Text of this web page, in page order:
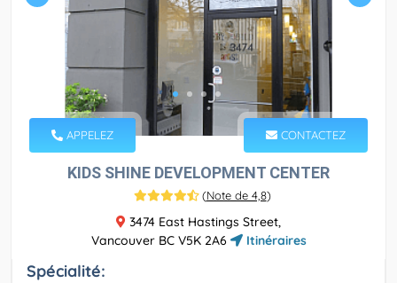
APPELEZ CONTACTEZ
KIDS SHINE DEVELOPMENT CENTER
(Note de 4,8)
3474 East Hastings Street,
Vancouver BC V5K 2A6
Itinéraires
Spécialité: